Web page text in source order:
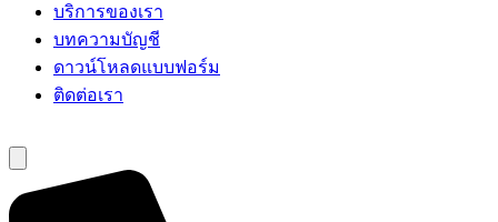
บริการของเรา
บทความบัญชี
ดาวน์โหลดแบบฟอร์ม
ติดต่อเรา